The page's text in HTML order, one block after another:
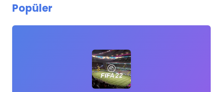
Popüler